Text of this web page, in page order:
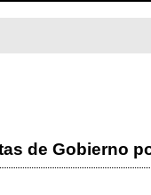
de Gobierno